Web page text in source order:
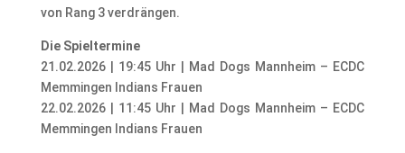
von Rang 3 verdrängen.
Die Spieltermine
21.02.2026 | 19:45 Uhr | Mad Dogs Mannheim – ECDC
Memmingen Indians Frauen
22.02.2026 | 11:45 Uhr | Mad Dogs Mannheim – ECDC
Memmingen Indians Frauen